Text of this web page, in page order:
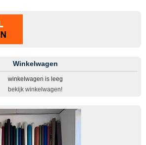
Winkelwagen
winkelwagen is leeg
bekijk winkelwagen!